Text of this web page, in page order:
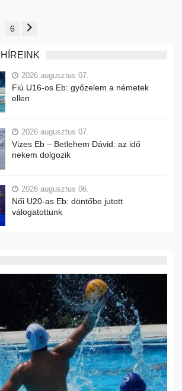
6
2026 augusztus 07.
Fiú U16-os Eb: győzelem a németek
ellen
2026 augusztus 07.
Vizes Eb – Betlehem Dávid: az idő
nekem dolgozik
2026 augusztus 06.
Női U20-as Eb: döntőbe jutott
válogatottunk